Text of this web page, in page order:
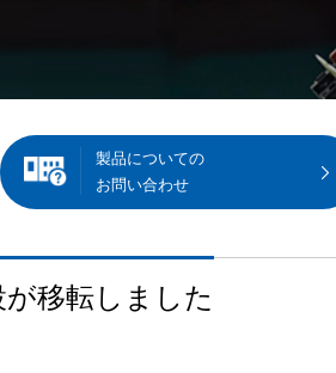
製品についての
お問い合わせ
移転しました